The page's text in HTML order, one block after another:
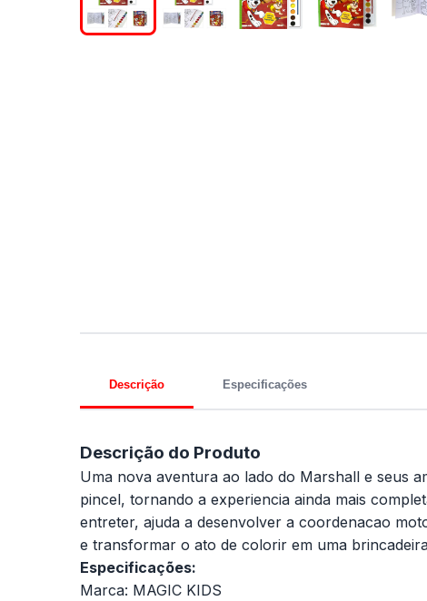
Descrição Especificações
Descrição do Produto
Uma nova aventura ao lado do Marshall e seus
pincel, tornando a experiencia ainda mais
entreter, ajuda a desenvolver a coordenacao
e transformar o ato de colorir em uma
Especificações:
Marca: MAGIC KIDS